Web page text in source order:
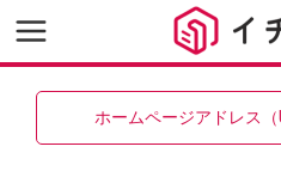
ホームページアドレス